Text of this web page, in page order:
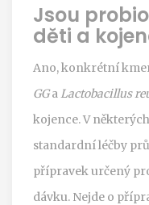
Jsou
děti a
Ano, konkrétní
GGaLactobacillus
kojence. V
standardní léčby
přípravek určený
dávku. Nejde o